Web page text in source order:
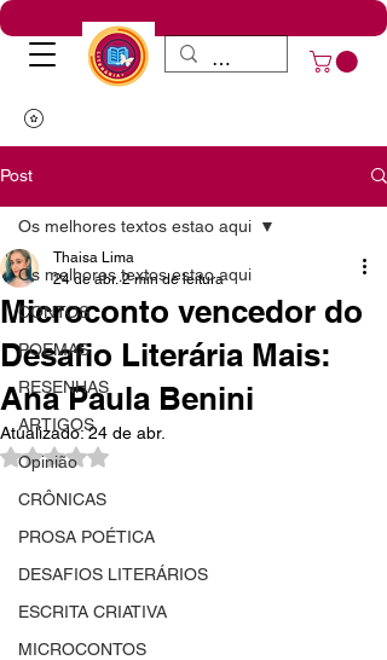
Post
Os melhores textos estao aqui
CONTOS
POEMAS
RESENHAS
ARTIGOS
Opinião
CRÔNICAS
PROSA POÉTICA
DESAFIOS LITERÁRIOS
ESCRITA CRIATIVA
MICROCONTOS
Os melhores textos estao aqui
Microconto vencedor do
Desafio Literária Mais:
Ana Paula Benini
Thaisa Lima
24 de abr. 2 min de leitura
Atualizado:24 de abr.
Avaliado com NaN de 5 estrelas.